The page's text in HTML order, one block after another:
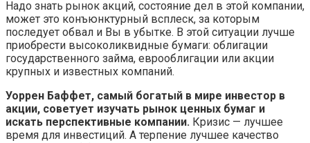
Надо знать рынок акций, состояние дел в этой компании,
может это конъюнктурный всплеск, за которым
последует обвал и Вы в убытке. В этой ситуации лучше
приобрести высоколиквидные бумаги: облигации
государственного займа, еврооблигации или акции
крупных и известных компаний.
Уоррен Баффет, самый богатый в мире инвестор в
акции, советует изучать рынок ценных бумаг и
искать перспективные компании. Кризис — лучшее
время для инвестиций. А терпение лучшее качество